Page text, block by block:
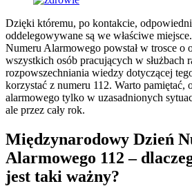
Dzięki któremu, po kontakcie,
oddelegowywane są we właściwe
Numeru Alarmowego powstał w trosce o
wszystkich osób pracujących w służbach
rozpowszechniania wiedzy dotyczącej
korzystać z numeru 112. Warto pamiętać,
alarmowego tylko w uzasadnionych
ale przez cały rok.
Międzynarodowy Dzień
Alarmowego 112 –
jest taki ważny?